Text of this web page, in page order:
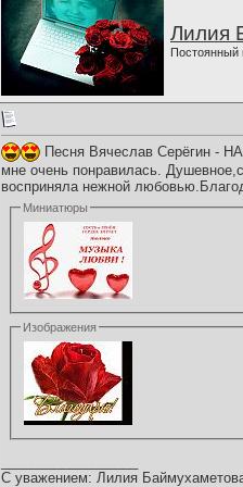
Лилия
Постоянный
Песня Вячеслав Серёгин
мне очень понравилась.
восприняла нежной
Миниатюры
Изображения
С уважением: Лилия